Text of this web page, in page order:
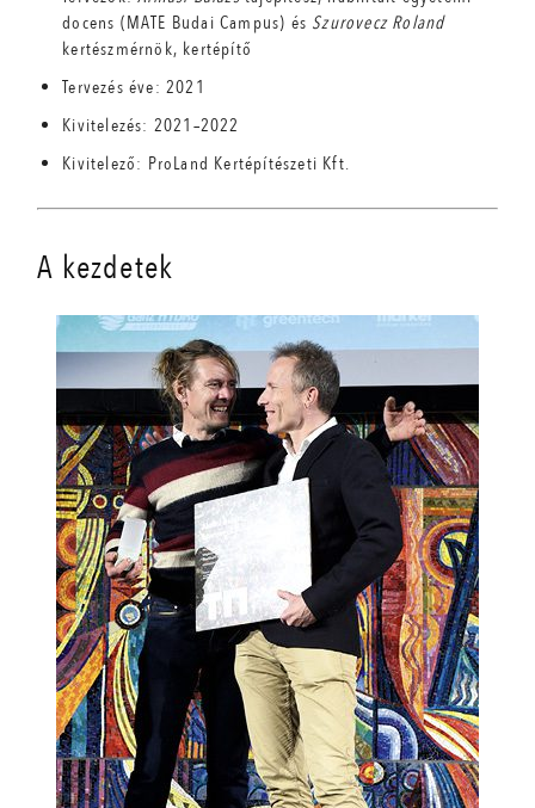
docens (MATE Budai Campus) és Szurovecz Roland
kertészmérnök, kertépítő
Tervezés éve: 2021
Kivitelezés: 2021–2022
Kivitelező: ProLand Kertépítészeti Kft.
A kezdetek